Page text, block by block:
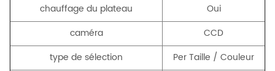
chauffage du plateau
Oui
caméra
CCD
type de sélection
Per Taille / Couleur